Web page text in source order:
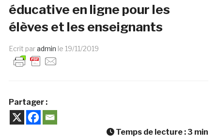
éducative en ligne pour les
élèves et les enseignants
Ecrit paradmin le 19/11/2019
Partager :
Temps de lecture : 3 min